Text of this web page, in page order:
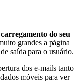
do seu
grandes a página
saída para o usuário.
dos e-mails tanto
móveis para ver